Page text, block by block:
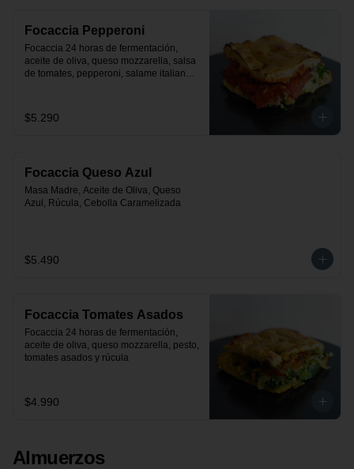
Focaccia Pepperoni
Focaccia 24 horas de fermentación,
aceite de oliva, queso mozzarella, salsa
de tomates, pepperoni, salame italiano y
$5.290
Focaccia Queso Azul
Masa Madre, Aceite de Oliva, Queso
Azul, Rúcula, Cebolla Caramelizada
$5.490
Focaccia Tomates Asados
Focaccia 24 horas de fermentación,
aceite de oliva, queso mozzarella, pesto,
tomates asados y rúcula
$4.990
Almuerzos